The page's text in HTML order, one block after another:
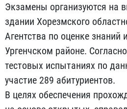
Экзамены организуются на
здании Хорезмского
Агентства по оценке знаний
Ургенчском районе.
тестовых испытаниях по
участие 289 абитуриентов.
В целях обеспечения